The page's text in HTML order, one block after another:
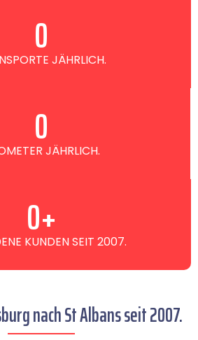
JÄHRLICH.
0
JÄHRLICH.
0
KUNDEN SEIT 2007.
0+
nach St Albans seit 2007.